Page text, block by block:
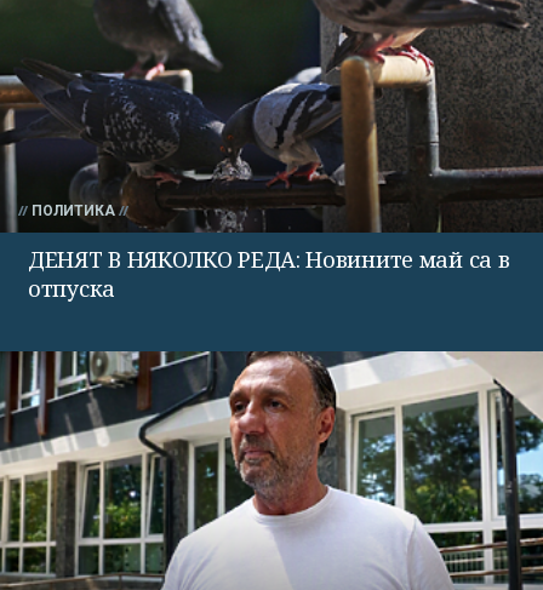
ПОЛИТИКА
ДЕНЯТ В НЯКОЛКО РЕДА: Новините май са в
отпуска